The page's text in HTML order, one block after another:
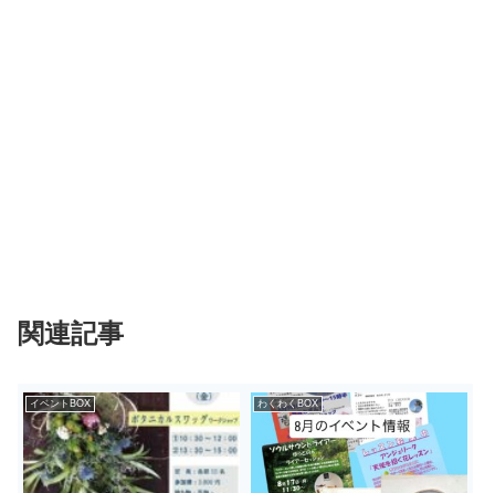
関連記事
イベントBOX わくわくBOX